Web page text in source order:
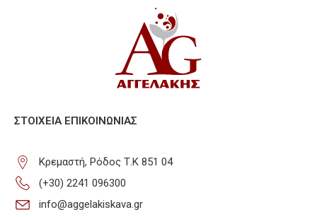
ΣΤΟΙΧΕΊΑ ΕΠΙΚΟΙΝΩΝΊΑΣ
Κρεμαστή, Ρόδος Τ.Κ 851 04
(+30) 2241 096300
info@aggelakiskava.gr